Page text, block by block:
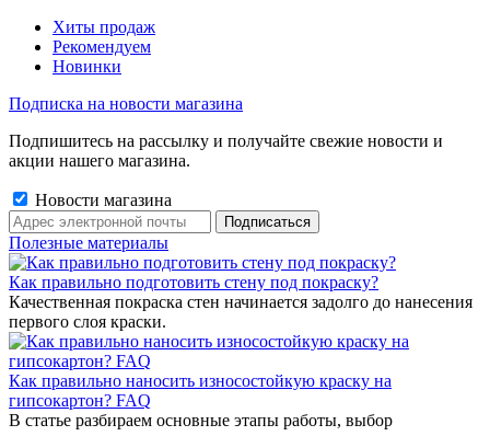
Хиты продаж
Рекомендуем
Новинки
Подписка на новости магазина
Подпишитесь на рассылку и получайте свежие новости и
акции нашего магазина.
Новости магазина
Полезные материалы
Как правильно подготовить стену под покраску?
Качественная покраска стен начинается задолго до нанесения
первого слоя краски.
Как правильно наносить износостойкую краску на
гипсокартон? FAQ
В статье разбираем основные этапы работы, выбор